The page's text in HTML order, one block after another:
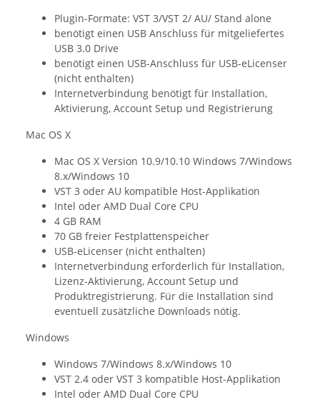
Plugin-Formate: VST 3/VST 2/ AU/ Stand alone
benötigt einen USB Anschluss für mitgeliefertes
USB 3.0 Drive
benötigt einen USB-Anschluss für USB-eLicenser
(nicht enthalten)
Internetverbindung benötigt für Installation,
Aktivierung, Account Setup und Registrierung
Mac OS X
Mac OS X Version 10.9/10.10 Windows 7/Windows
8.x/Windows 10
VST 3 oder AU kompatible Host-Applikation
Intel oder AMD Dual Core CPU
4 GB RAM
70 GB freier Festplattenspeicher
USB-eLicenser (nicht enthalten)
Internetverbindung erforderlich für Installation,
Lizenz-Aktivierung, Account Setup und
Produktregistrierung. Für die Installation sind
eventuell zusätzliche Downloads nötig.
Windows
Windows 7/Windows 8.x/Windows 10
VST 2.4 oder VST 3 kompatible Host-Applikation
Intel oder AMD Dual Core CPU